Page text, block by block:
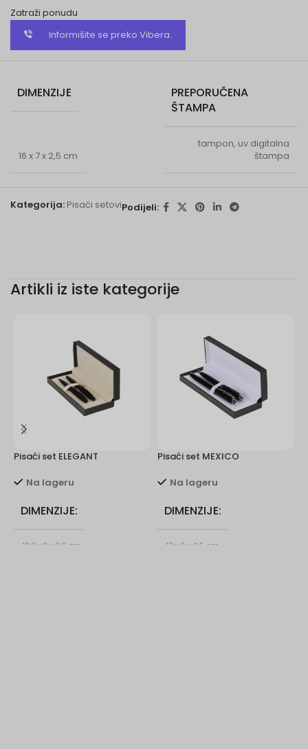
Zatraži ponudu
Informišite se preko Vibera.
DIMENZIJE
16 x 7 x 2,5 cm
PREPORUČENA
ŠTAMPA
tampon, uv digitalna
štampa
Kategorija: Pisaći setoviPodijeli:
Artikli iz iste kategorije
Pisaći set ELEGANT
Na lageru
DIMENZIJE
18,7 x 8 x 3,6 cm
Pisaći set MEXICO
Na lageru
DIMENZIJE
17 x 6 x 2,5 cm